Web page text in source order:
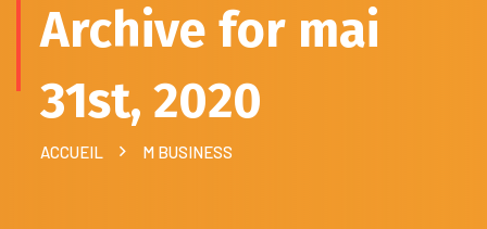
Archive for mai
31st, 2020
ACCUEIL M BUSINESS